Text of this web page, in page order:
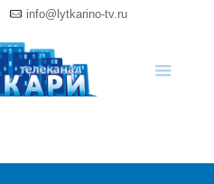
info@lytkarino-tv.ru